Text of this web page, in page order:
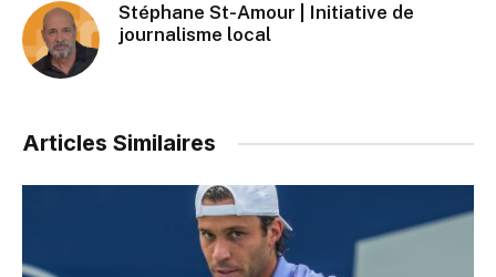
Stéphane St-Amour | Initiative de
journalisme local
Articles Similaires